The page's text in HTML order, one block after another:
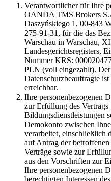
Verantwortlicher für Ihre
OANDA TMS Brokers
Daszyńskiego 1, 00-843
275-91-31, für die das
Warschau in Warschau,
Landesgerichtsregisters,
Nummer KRS:
PLN (voll eingezahlt).
Datenschutzbeauftragte
erreichbar.
Ihre personenbezogenen
zur Erfüllung des
Bildungsdienstleistungen
Demokonto zwischen
verarbeitet, einschließlich
auf Antrag der
Verträge sowie zur
aus den Vorschriften zur
Ihre personenbezogenen
berechtigten Interessen